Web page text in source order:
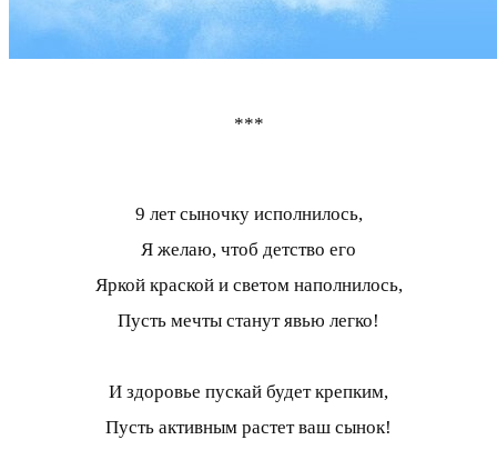
***
9 лет сыночку исполнилось,
Я желаю, чтоб детство его
Яркой краской и светом наполнилось,
Пусть мечты станут явью легко!
И здоровье пускай будет крепким,
Пусть активным растет ваш сынок!